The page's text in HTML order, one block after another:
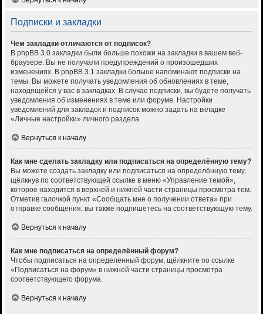
Подписки и закладки
Чем закладки отличаются от подписок?
В phpBB 3.0 закладки были больше похожи на закладки в вашем веб-
браузере. Вы не получали предупреждений о произошедших
изменениях. В phpBB 3.1 закладки больше напоминают подписки на
темы. Вы можете получать уведомления об обновлениях в теме,
находящейся у вас в закладках. В случае подписки, вы будете получать
уведомления об изменениях в теме или форуме. Настройки
уведомлений для закладок и подписок можно задать на вкладке
«Личные настройки» личного раздела.
Вернуться к началу
Как мне сделать закладку или подписаться на определённую тему?
Вы можете создать закладку или подписаться на определённую тему,
щёлкнув по соответствующей ссылке в меню «Управление темой»,
которое находится в верхней и нижней части страницы просмотра тем.
Отметив галочкой пункт «Сообщать мне о получении ответа» при
отправке сообщения, вы также подпишетесь на соответствующую тему.
Вернуться к началу
Как мне подписаться на определённый форум?
Чтобы подписаться на определённый форум, щёлкните по ссылке
«Подписаться на форум» в нижней части страницы просмотра
соответствующего форума.
Вернуться к началу